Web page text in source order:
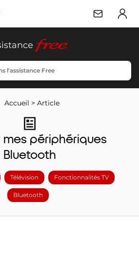
free
Accueil > Article
mes périphériques
Bluetooth
Télévision Fonctionnalités TV
Bluetooth